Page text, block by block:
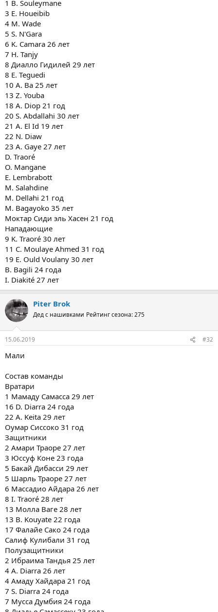
1 B. Souleymane
3 E. Houeibib
4 M. Wade
5 S. N'Gara
6 K. Camara 26 лет
7 H. Tanjy
8 Диалло Гидилей 29 лет
8 E. Teguedi
10 A. Ba 25 лет
13 Z. Youba
18 A. Diop 21 год
20 S. Abdallahi 30 лет
21 A. El Id 19 лет
22 N. Diaw
23 A. Gaye 27 лет
D. Traoré
O. Mangane
E. Lembrabott
M. Salahdine
M. Dellahi 21 год
M. Bagayoko 35 лет
Моктар Сиди эль Хасен 21 год
Нападающие
9 K. Traoré 30 лет
11 C. Moulaye Ahmed 31 год
19 E. Ould Voulany 30 лет
B. Bagili 24 года
I. Diakité 27 лет
Piter Brok
Дед с нашивками Рейтинг сезона: 275
15.06.2019 #32
Мали
Состав команды
Вратари
1 Мамаду Самасса 29 лет
16 D. Diarra 24 года
22 A. Keita 29 лет
Оумар Сиссоко 31 год
Защитники
2 Амари Траоре 27 лет
3 Юссуф Коне 23 года
5 Бакай Дибасси 29 лет
5 Шарль Траоре 27 лет
6 Массадио Айдара 26 лет
8 I. Traoré 28 лет
13 Молла Ваге 28 лет
13 B. Kouyate 22 года
17 Фалайе Сако 24 года
Салиф Кулибали 31 год
Полузащитники
2 Ибраима Тандья 25 лет
4 A. Diarra 26 лет
4 Амаду Хайдара 21 год
7 S. Diarra 24 года
7 Мусса Думбия 24 года